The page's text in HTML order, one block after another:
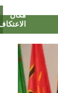
مكان